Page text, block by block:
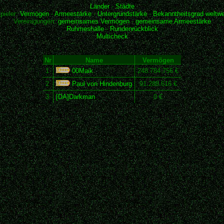
Länder-Städte
Vermögen-Armeestärke-Untergrundstärke-Bekanntheitsgrad
Vereinigungen:gemeinsames Vermögen-gemeinsame Armeestärke
Ruhmeshalle-Rundenrückblick
Multicheck
Nr Name
Vermögen
1
00Maik
248.784.756 €
2
Paul von Hindenburg
91.288.616 €
3
[DA]Darkman 0 €